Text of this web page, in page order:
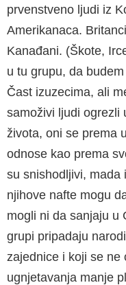
prvenstveno ljudi iz
Amerikanaca.
Kanađani. (Škote,
u tu grupu, da
Čast izuzecima, ali
samoživi ljudi ogrezli
života, oni se prema
odnose kao pre­ma
su snis­hodljivi, mada
njihove nafte mogu
mogli ni da sanjaju u
grupi pripadaju
zajednice i koji se ne
ugnjetavanja manje